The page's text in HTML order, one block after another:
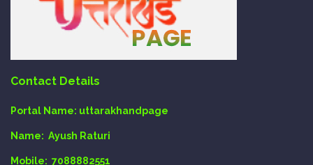
Contact Details
Portal Name: uttarakhandpage
Name: Ayush Raturi
Mobile: 7088882551